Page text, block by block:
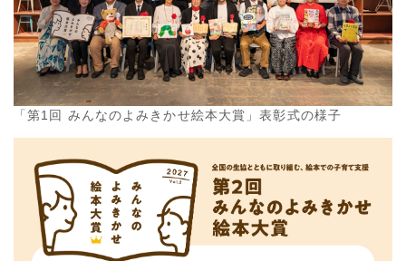
「第1回 みんなのよみきかせ絵本大賞」表彰式の様子